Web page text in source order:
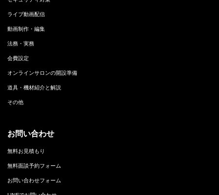
ライブ動画配信
動画制作・編集
法務・実務
会費設定
オンラインサロンの開設準備
道具・機材紹介と解説
その他
お問い合わせ
無料お見積もり
無料面談予約フォーム
お問い合わせフォーム